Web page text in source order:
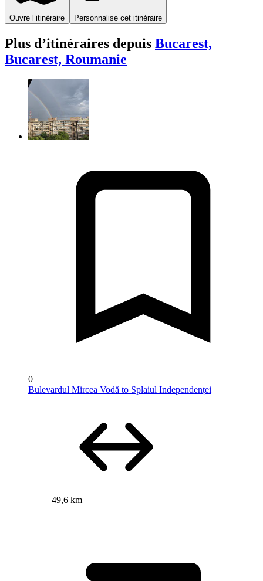
Ouvre l’itinéraire Personnalise cet itinéraire
Plus d’itinéraires depuis Bucarest,
Bucarest, Roumanie
0
Bulevardul Mircea Vodă to Splaiul Independenței
49,6 km